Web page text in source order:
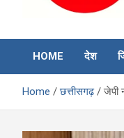
HOME देश
Home छत्तीसगढ़ जेपी